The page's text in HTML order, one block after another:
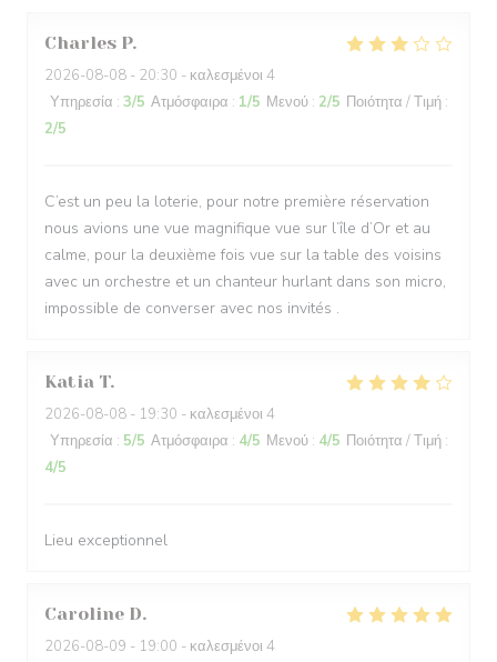
Charles P
2026-08-08 - 20:30 - καλεσμένοι 4
Υπηρεσία : 3/5 Ατμόσφαιρα : 1/5 Μενού : 2/5 Ποιότητα / Τιμή :
2/5
C’est un peu la loterie, pour notre première réservation
nous avions une vue magnifique vue sur l’île d’Or et au
calme, pour la deuxième fois vue sur la table des voisins
avec un orchestre et un chanteur hurlant dans son micro,
impossible de converser avec nos invités .
Katia T
2026-08-08 - 19:30 - καλεσμένοι 4
Υπηρεσία : 5/5 Ατμόσφαιρα : 4/5 Μενού : 4/5 Ποιότητα / Τιμή :
4/5
Lieu exceptionnel
Caroline D
2026-08-09 - 19:00 - καλεσμένοι 4